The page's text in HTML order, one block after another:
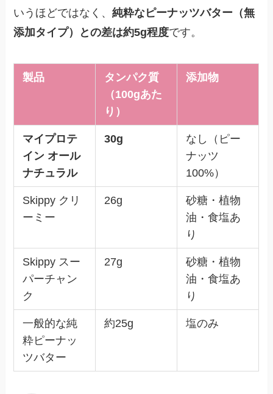
いうほどではなく、純粋なピーナッツバター（無
添加タイプ）との差は約5g程度です。
製品
タンパク質
（100gあた
り）
添加物
マイプロテ
イン オール
ナチュラル
30g
なし（ピー
ナッツ
100%）
Skippy クリ
ーミー
26g
砂糖・植物
油・食塩あ
り
Skippy スー
パーチャン
ク
27g
砂糖・植物
油・食塩あ
り
一般的な純
粋ピーナッ
ツバター
約25g 塩のみ